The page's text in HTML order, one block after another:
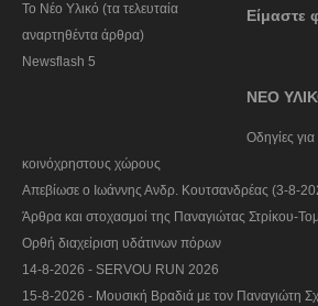
Το Νέο Υλικό (τα τελευταία
αναρτηθέντα άρθρα)
Newsflash 5
Είμαστε
ΝΕΟ
Οδηγίες
κοινόχρηστους χώρους
Απεβίωσε ο Ιωάννης Ανδρ. Κουτσανδρέας (3-8-
Άρθρα και στοχασμοί της Παναγιώτας Στρίκου-
Ορθή διαχείριση υδάτινων πόρων
14-8-2026 - SERVOU RUN 2026
15-8-2026 - Μουσική Βραδιά με τον Παναγιώτη